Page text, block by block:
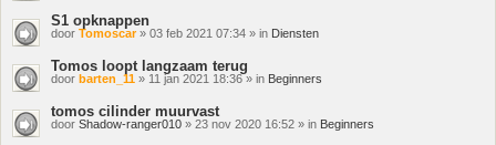
S1 opknappen
door Tomoscar» 03 feb 2021 07:34 » in Diensten
Tomos loopt langzaam terug
door barten_11 » 11 jan 2021 18:36 » in Beginners
tomos cilinder muurvast
door Shadow-ranger010 » 23 nov 2020 16:52 » in Beginners